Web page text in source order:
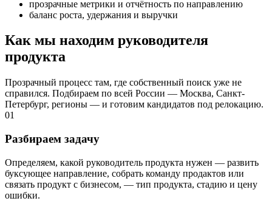
прозрачные метрики и отчётность по направлению
баланс роста, удержания и выручки
Как мы находим руководителя
продукта
Прозрачный процесс там, где собственный поиск уже не
справился. Подбираем по всей России — Москва, Санкт-
Петербург, регионы — и готовим кандидатов под релокацию.
01
Разбираем задачу
Определяем, какой руководитель продукта нужен — развить
буксующее направление, собрать команду продактов или
связать продукт с бизнесом, — тип продукта, стадию и цену
ошибки.